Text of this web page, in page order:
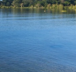
捷克共和国
埃及